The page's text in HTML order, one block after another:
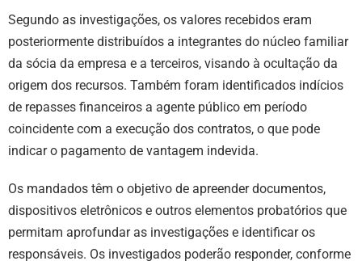
Segundo as investigações, os valores recebidos eram
posteriormente distribuídos a integrantes do núcleo familiar
da sócia da empresa e a terceiros, visando à ocultação da
origem dos recursos. Também foram identificados indícios
de repasses financeiros a agente público em período
coincidente com a execução dos contratos, o que pode
indicar o pagamento de vantagem indevida.
Os mandados têm o objetivo de apreender documentos,
dispositivos eletrônicos e outros elementos probatórios que
permitam aprofundar as investigações e identificar os
responsáveis. Os investigados poderão responder, conforme